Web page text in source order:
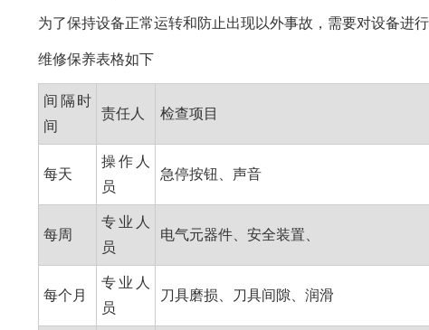
为了保持设备正常运转和防止出现以外事故，需要对设备进行
维修保养表格如下
间隔时
间
责任人 检查项目
每天
操作人
员
急停按钮、声音
每周
专业人
员
电气元器件、安全装置、
每个月
专业人
员
刀具磨损、刀具间隙、润滑